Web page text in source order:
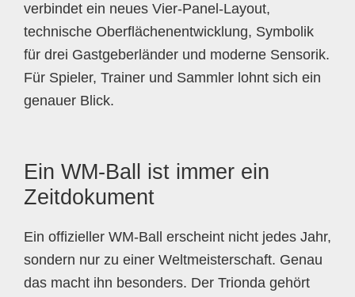
verbindet ein neues Vier-Panel-Layout,
technische Oberflächenentwicklung, Symbolik
für drei Gastgeberländer und moderne Sensorik.
Für Spieler, Trainer und Sammler lohnt sich ein
genauer Blick.
Ein WM-Ball ist immer ein
Zeitdokument
Ein offizieller WM-Ball erscheint nicht jedes Jahr,
sondern nur zu einer Weltmeisterschaft. Genau
das macht ihn besonders. Der Trionda gehört